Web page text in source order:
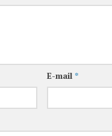
E-mail *